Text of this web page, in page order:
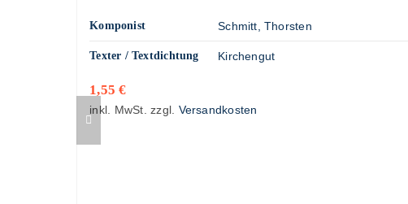
Komponist Schmitt, Thorsten
Texter / Textdichtung Kirchengut
1,55€
inkl. MwSt. zzgl. Versandkosten